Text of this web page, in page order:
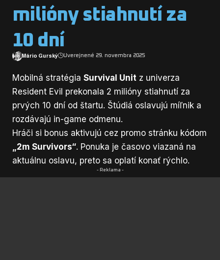
milióny stiahnutí za
10 dní
Mário Gurský Uverejnené 29. novembra 2025
Mobilná stratégia Survival Unit z univerza
Resident Evil prekonala 2 milióny stiahnutí za
prvých 10 dní od štartu. Štúdiá oslavujú míľnik a
rozdávajú in-game odmenu.
Hráči si bonus aktivujú cez promo stránku kódom
„2m Survivors“. Ponuka je časovo viazaná na
aktuálnu oslavu, preto sa oplatí konať rýchlo.
- Reklama -